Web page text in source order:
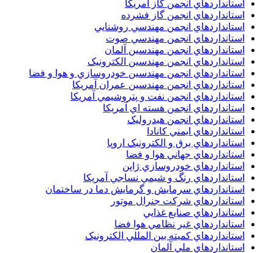
استانداردهاي انجمن گاز آمريکا
استانداردهاي انجمن گاز فشرده
استانداردهاي انجمن مهندسي روشنايي
استانداردهاي انجمن مهندسي صوت
استانداردهاي انجمن مهندسين آلمان
استانداردهاي انجمن مهندسين الکترونيک
استانداردهاي انجمن مهندسين خودروسازي و هوا و فضا
استانداردهاي انجمن مهندسين عمران آمريکا
استانداردهاي انجمن نفت و پتروشيمي آمريکا
استانداردهاي انجمن هسته اي آمريکا
استانداردهاي انجمن هيدروليک
استانداردهاي ايمني کانادا
استانداردهاي برق و الکترونبک اروپا
استانداردهاي جهاني هوا و فضا
استانداردهاي خودروسازي ژاپن
استانداردهاي رنگ و شيمي نساجي آمريکا
استانداردهاي سرمايش و گرمايش دما در ساختمان
استانداردهاي شرکت جنرال موتور
استانداردهاي صنايع غذايي
استانداردهاي غير نظامي هوا فضا
استانداردهاي کميته بين المللي الکترونيک
استانداردهاي ملي آلمان